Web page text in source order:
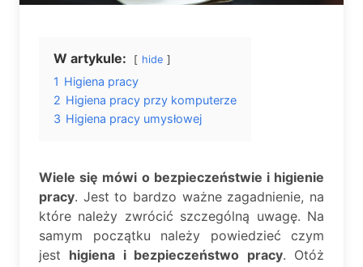
W artykule: hide
1 Higiena pracy
2 Higiena pracy przy komputerze
3 Higiena pracy umysłowej
Wiele się mówi o bezpieczeństwie i higienie
pracy. Jest to bardzo ważne zagadnienie, na
które należy zwrócić szczególną uwagę. Na
samym początku należy powiedzieć czym
jest higiena i bezpieczeństwo pracy. Otóż